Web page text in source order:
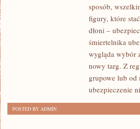
NIEPOPRAWNIE
KOJARZONA
POŻYCZKĄ
ZNAJOMYCH,
RODZINY.
PIENIĄDZE
sposób,
figury, które
dłoni –
śmiertelnika
wygląda wybór
nowy targ. Z
grupowe lub od
ubezpieczenie
POSTED BY ADMIN